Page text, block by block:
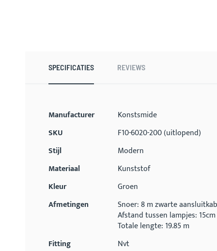
SPECIFICATIES REVIEWS
Meer
Manufacturer
Konstsmide
SKU
F10-6020-200 (uitlopend)
Stijl
Modern
Materiaal
Kunststof
Kleur
Groen
Afmetingen
Snoer: 8 m zwarte
Afstand tussen lampjes: 15cm
Totale lengte: 19.85 m
Fitting
Nvt